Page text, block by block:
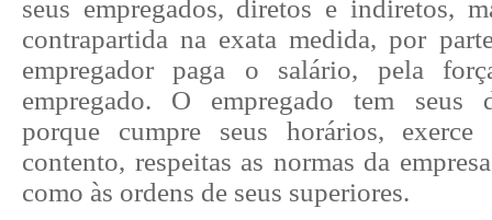
seus empregados, diretos e indiretos,
contrapartida na exata medida, por
empregador paga o salário, pela
empregado. O empregado tem seus
porque cumpre seus horários, exerce
contento, respeitas as normas da
como às ordens de seus superiores.